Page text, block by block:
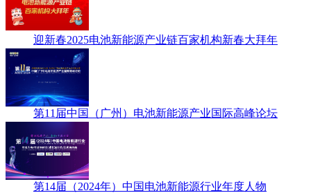
迎新春2025电池新能源产业链百家机构新春大拜年
第11届中国（广州）电池新能源产业国际高峰论坛
第14届（2024年）中国电池新能源行业年度人物